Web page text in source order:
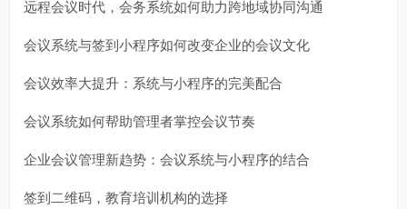
远程会议时代，会务系统如何助力跨地域协同沟通
会议系统与签到小程序如何改变企业的会议文化
会议效率大提升：系统与小程序的完美配合
会议系统如何帮助管理者掌控会议节奏
企业会议管理新趋势：会议系统与小程序的结合
签到二维码，教育培训机构的选择